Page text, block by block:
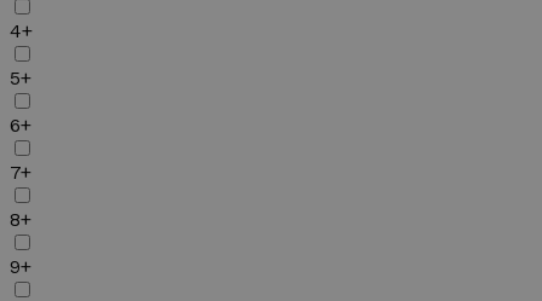
4+
5+
6+
7+
8+
9+